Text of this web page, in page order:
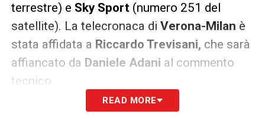
terrestre) e Sky Sport(numero 251 del
satellite). La telecronaca di Verona-Milan è
stata affidata a Riccardo Trevisani, che sarà
affiancato da Daniele Adani al commento
tecnico.
Gli abbonati alla piattaforma satellitare
READ MORE